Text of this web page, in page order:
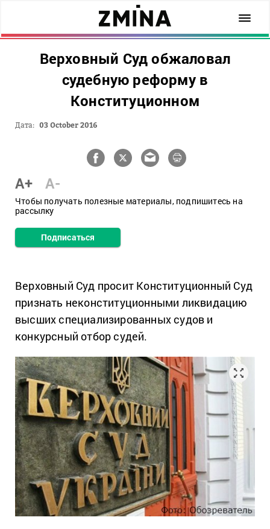
Верховный Суд обжаловал
судебную реформу в
Конституционном
Дата: 03 October 2016
A+ A-
Чтобы получать полезные материалы, подпишитесь на
рассылку
Подписаться
Верховный Суд просит Конституционный Суд
признать неконституционными ликвидацию
высших специализированных судов и
конкурсный отбор судей.